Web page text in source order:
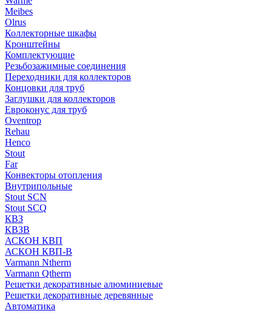
Meibes
Olrus
Коллекторные шкафы
Кронштейны
Комплектующие
Резьбозажимные соединения
Переходники для коллекторов
Концовки для труб
Заглушки для коллекторов
Евроконус для труб
Oventrop
Rehau
Henco
Stout
Far
Конвекторы отопления
Внутрипольные
Stout SCN
Stout SCQ
КВЗ
КВЗВ
АСКОН КВП
АСКОН КВП-В
Varmann Ntherm
Varmann Qtherm
Решетки декоративные алюминиевые
Решетки декоративные деревянные
Автоматика